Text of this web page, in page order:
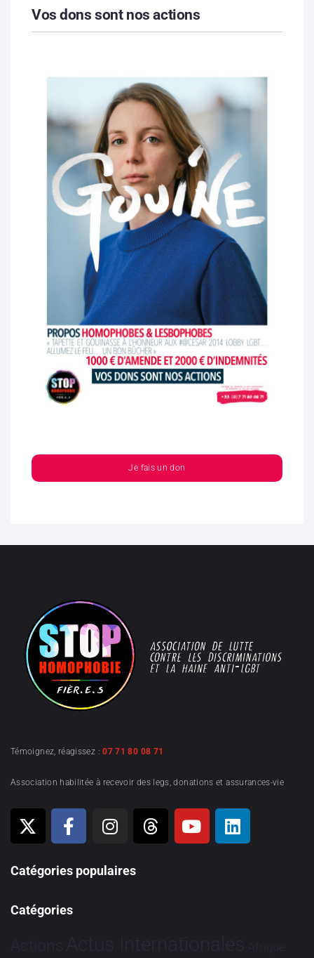
Vos dons sont nos actions
Je fais un don
Témoignez, réagissez :07 71 80 08 71
Association habilitée à recevoir des legs, donations et assurances-vie
Catégories populaires
Catégories
Actions Actus Internationales Afrique